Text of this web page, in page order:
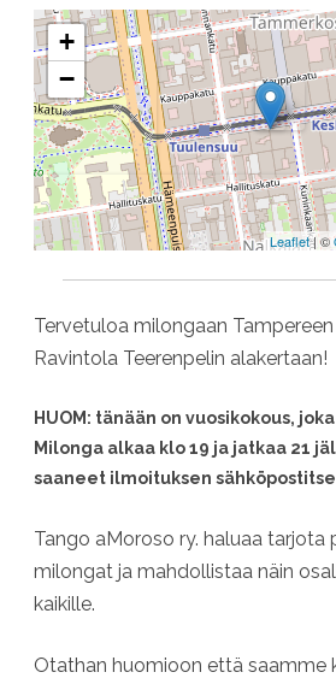
+
−
Leaflet| ©
Tervetuloa milongaan
Ravintola Teerenpelin alakertaan!
HUOM: tänään on vuosikokous,
Milonga alkaa klo 19 ja jatkaa 21
saaneet ilmoituksen
Tango aMoroso ry. haluaa
milongat ja mahdollistaa näin
kaikille.
Otathan huomioon että saamme